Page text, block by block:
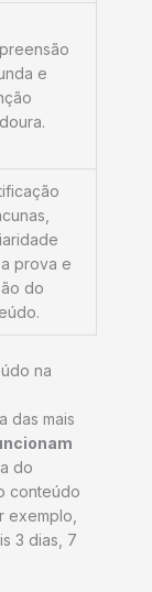
e
prova e
do
na
das mais
do
conteúdo
exemplo,
3 dias, 7